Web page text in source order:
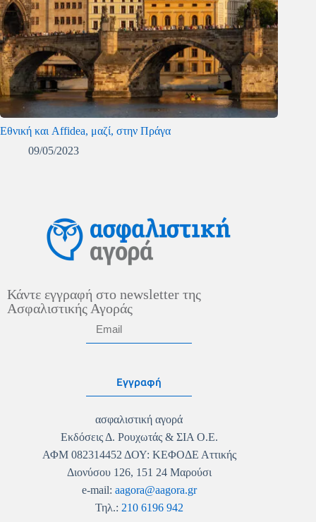
Εθνική και Affidea, μαζί, στην Πράγα
09/05/2023
Κάντε εγγραφή στο newsletter της
Ασφαλιστικής Αγοράς
Εγγραφή
ασφαλιστική αγορά
Εκδόσεις Δ. Ρουχωτάς & ΣΙΑ Ο.Ε.
ΑΦΜ 082314452 ΔΟΥ: ΚΕΦΟΔΕ Αττικής
Διονύσου 126, 151 24 Μαρούσι
e-mail: aagora@aagora.gr
Τηλ.: 210 6196 942